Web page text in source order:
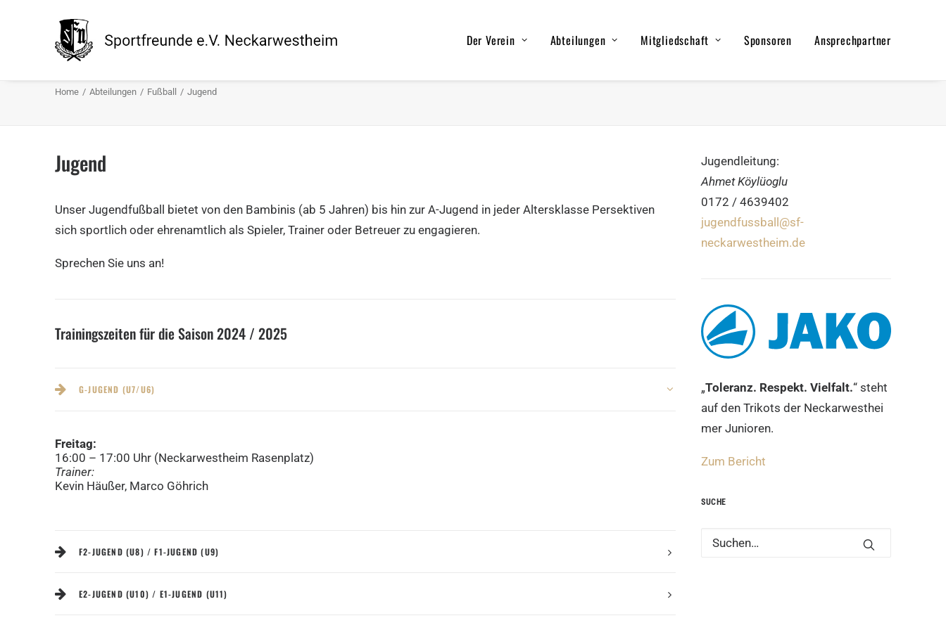
Der Verein Abteilungen Mitgliedschaft Sponsoren Ansprechpartner
Home Abteilungen Fußball Jugend
Jugend
Unser Jugendfußball bietet von den Bambinis (ab 5 Jahren) bis hin zur A-Jugend in jeder Altersklasse Persektiven
sich sportlich oder ehrenamtlich als Spieler, Trainer oder Betreuer zu engagieren.
Sprechen Sie uns an!
Trainingszeiten für die Saison 2024 / 2025
G-JUGEND (U7/U6)
Freitag:
16:00 – 17:00 Uhr (Neckarwestheim Rasenplatz)
Trainer:
Kevin Häußer, Marco Göhrich
F2-JUGEND (U8) / F1-JUGEND (U9)
E2-JUGEND (U10) / E1-JUGEND (U11)
Jugendleitung:
Ahmet Köylüoglu
0172 / 4639402
jugendfussball@sf-
neckarwestheim.de
„Toleranz. Respekt. Vielfalt.“ steht
auf den Trikots der Neckarwesthei
mer Junioren.
Zum Bericht
SUCHE